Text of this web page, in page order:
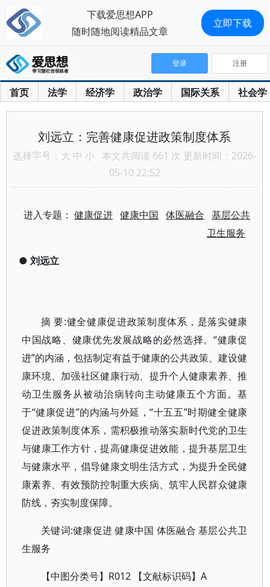
首页 法学 经济学 政治学 国际关系 社会学
登录 注册
刘远立：完善健康促进政策制度体系
选择字号： 大 中 小 本文共阅读 661 次 更新时间：2026-
05-10 22:52
进入专题：健康促进 健康中国 体医融合
基层公共
卫生服务
● 刘远立
摘 要:健全健康促进政策制度体系，是落实健康
中国战略、健康优先发展战略的必然选择。“健康促
进”的内涵，包括制定有益于健康的公共政策、建设健
康环境、加强社区健康行动、提升个人健康素养、推
动卫生服务从被动治病转向主动健康五个方面。基
于“健康促进”的内涵与外延，“十五五”时期健全健康
促进政策制度体系，需积极推动落实新时代党的卫生
与健康工作方针，提高健康促进效能，提升基层卫生
与健康水平，倡导健康文明生活方式，为提升全民健
康素养、有效预防控制重大疾病、筑牢人民群众健康
防线，夯实制度保障。
关键词:健康促进 健康中国 体医融合 基层公共卫
生服务
【中图分类号】R012 【文献标识码】A
下载爱思想APP
随时随地阅读精品文章
立即下载